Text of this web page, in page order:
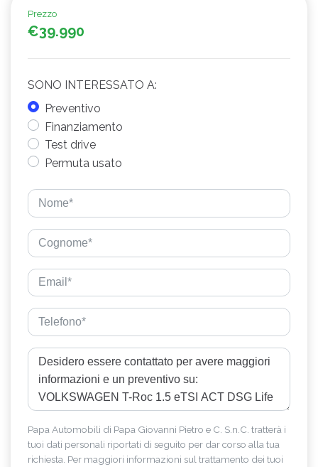
Prezzo
€39.990
SONO INTERESSATO A:
Preventivo
Finanziamento
Test drive
Permuta usato
Papa Automobili di Papa Giovanni Pietro e C. S.n.C. tratterà i
tuoi dati personali riportati di seguito per dar corso alla tua
richiesta. Per maggiori informazioni sul trattamento dei tuoi